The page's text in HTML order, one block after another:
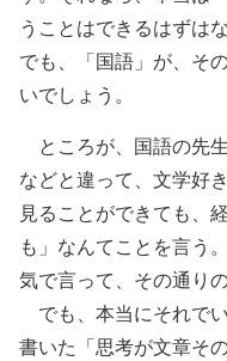
うことはできるはずは
でも、「国語」が、そ
いでしょう。
ところが、国語の先
などと違って、文学好
見ることができても、
も」なんてことを言う
気で言って、その通り
でも、本当にそれで
書いた「思考が文章そ